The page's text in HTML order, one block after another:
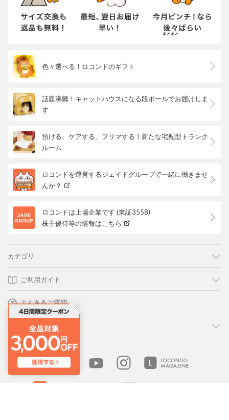
色々選べる！ロコンドのギフト
話題沸騰！キャットハウスになる段ボールでお届けしま
す
預ける、ケアする、フリマする！新たな宅配型トランク
ルーム
ロコンドを運営するジェイドグループで一緒に働きませ
んか？
ロコンドは上場企業です (東証3558)
株主優待等の情報はこちら
カテゴリ
ご利用ガイド
よくあるご質問
会社概要・規約